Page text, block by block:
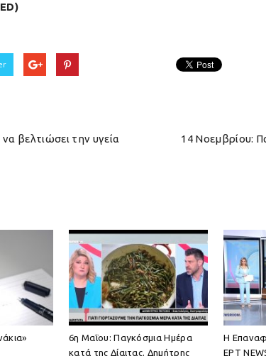
βελτιώσει την υγεία
14 Νοεμβρίου:
6η Μαΐου: Παγκόσμια Ημέρα
κατά της Δίαιτας. Δημήτρης
Η
ΕΡΤ